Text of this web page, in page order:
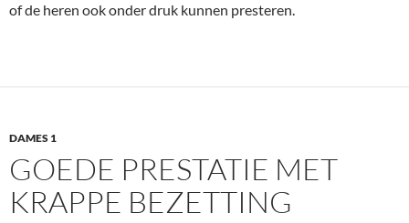
of de heren ook onder druk kunnen presteren.
DAMES 1
GOEDE PRESTATIE MET
KRAPPE BEZETTING